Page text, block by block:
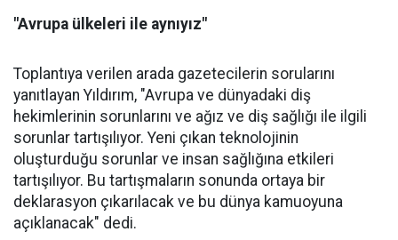
"Avrupa ülkeleri ile aynıyız"
Toplantıya verilen arada gazetecilerin sorularını
yanıtlayan Yıldırım, "Avrupa ve dünyadaki diş
hekimlerinin sorunlarını ve ağız ve diş sağlığı ile ilgili
sorunlar tartışılıyor. Yeni çıkan teknolojinin
oluşturduğu sorunlar ve insan sağlığına etkileri
tartışılıyor. Bu tartışmaların sonunda ortaya bir
deklarasyon çıkarılacak ve bu dünya kamuoyuna
açıklanacak" dedi.